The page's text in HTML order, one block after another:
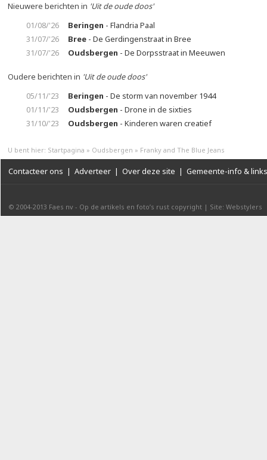
Nieuwere berichten in 'Uit de oude doos'
01/08/'26
Beringen - Flandria Paal
31/07/'26
Bree - De Gerdingenstraat in Bree
31/07/'26
Oudsbergen - De Dorpsstraat in Meeuwen
Oudere berichten in 'Uit de oude doos'
05/11/'23
Beringen - De storm van november 1944
01/11/'23
Oudsbergen - Drone in de sixties
31/10/'23
Oudsbergen - Kinderen waren creatief
U bent hier: Startpagina » Oudsbergen » Franky and The Blue Jeans
Contacteer ons | Adverteer | Over deze site | Gemeente-info & links
© 2004-2013 Faes nv - Op de artikels en foto’s rust copyright | Site: Webstylers